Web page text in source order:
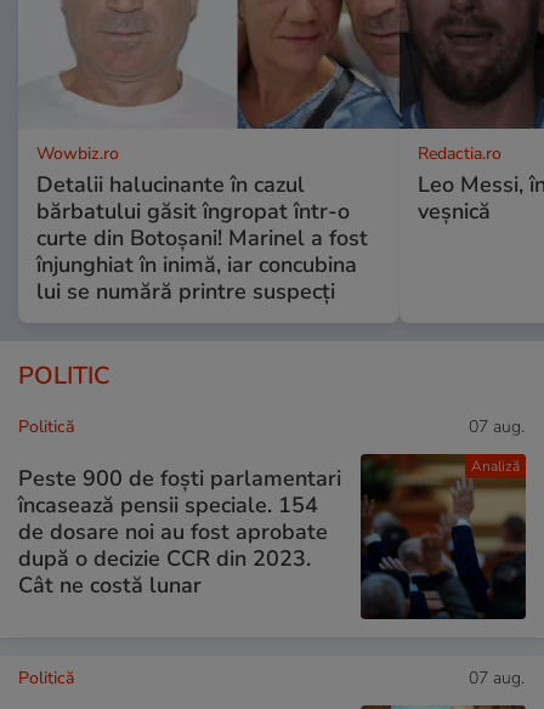
Wowbiz.ro
Detalii halucinante în cazul
bărbatului găsit îngropat într-o
curte din Botoșani! Marinel a fost
înjunghiat în inimă, iar concubina
lui se numără printre suspecți
Redactia.ro
Leo Messi,
veșnică
POLITIC
Analiză
Politică 07 aug.
Peste 900 de foști parlamentari
încasează pensii speciale. 154
de dosare noi au fost aprobate
după o decizie CCR din 2023.
Cât ne costă lunar
Politică 07 aug.